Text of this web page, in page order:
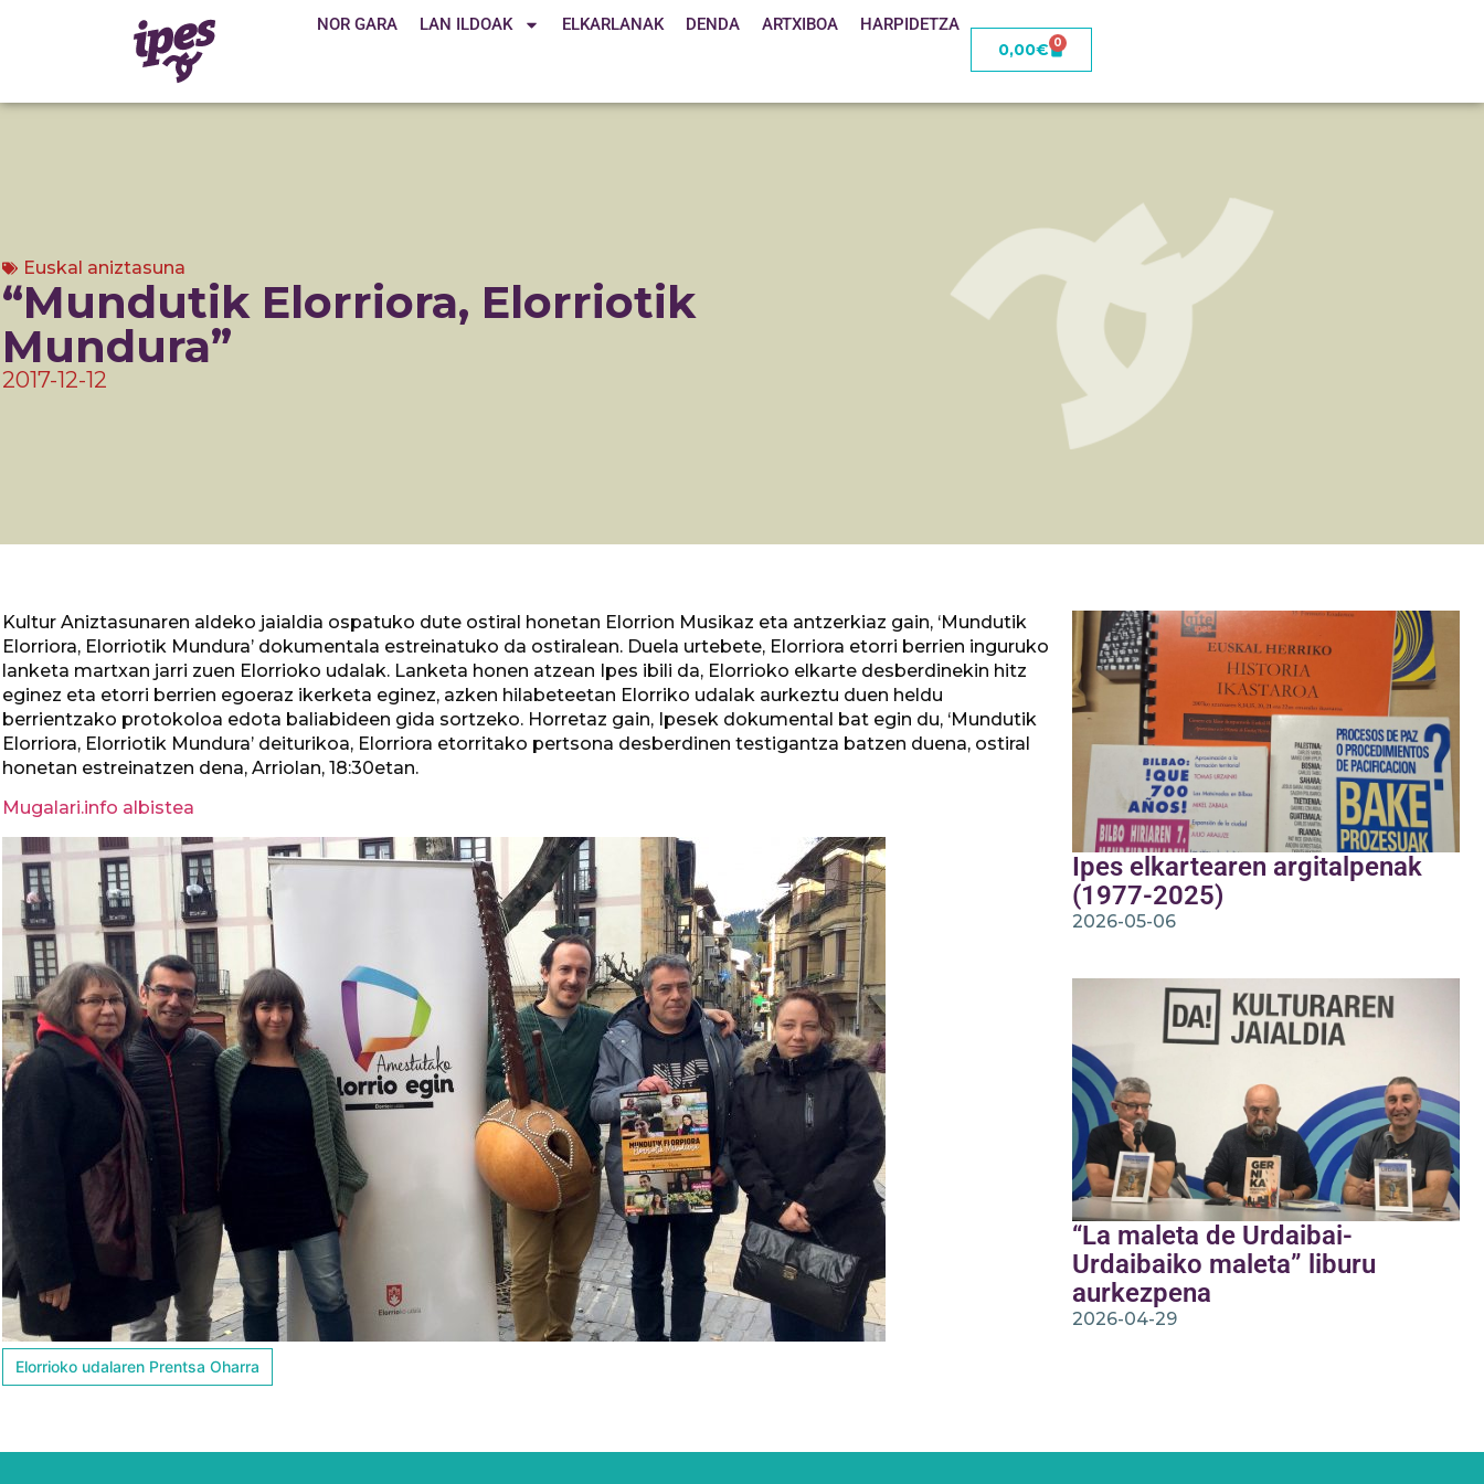
NOR GARA LAN ILDOAK ELKARLANAK DENDA ARTXIBOA
HARPIDETZA
0,00€ 0
Euskal aniztasuna
“Mundutik Elorriora, Elorriotik
Mundura”
2017-12-12
Kultur Aniztasunaren aldeko jaialdia ospatuko dute ostiral honetan Elorrion Musikaz eta antzerkiaz gain, ‘Mundutik
Elorriora, Elorriotik Mundura’ dokumentala estreinatuko da ostiralean. Duela urtebete, Elorriora etorri berrien inguruko
lanketa martxan jarri zuen Elorrioko udalak. Lanketa honen atzean Ipes ibili da, Elorrioko elkarte desberdinekin hitz
eginez eta etorri berrien egoeraz ikerketa eginez, azken hilabeteetan Elorriko udalak aurkeztu duen heldu
berrientzako protokoloa edota baliabideen gida sortzeko. Horretaz gain, Ipesek dokumental bat egin du, ‘Mundutik
Elorriora, Elorriotik Mundura’ deiturikoa, Elorriora etorritako pertsona desberdinen testigantza batzen duena, ostiral
honetan estreinatzen dena, Arriolan, 18:30etan.
Mugalari.info albistea
Elorrioko udalaren Prentsa Oharra
Ipes elkartearen argitalpenak
(1977-2025)
2026-05-06
“La maleta de Urdaibai-
Urdaibaiko maleta” liburu
aurkezpena
2026-04-29